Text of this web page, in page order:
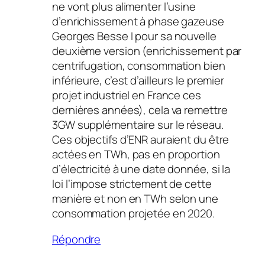
ne vont plus alimenter l’usine
d’enrichissement à phase gazeuse
Georges Besse I pour sa nouvelle
deuxième version (enrichissement par
centrifugation, consommation bien
inférieure, c’est d’ailleurs le premier
projet industriel en France ces
dernières années), cela va remettre
3GW supplémentaire sur le réseau.
Ces objectifs d’ENR auraient du être
actées en TWh, pas en proportion
d’électricité à une date donnée, si la
loi l’impose strictement de cette
manière et non en TWh selon une
consommation projetée en 2020.
Répondre